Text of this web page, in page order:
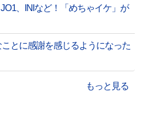
、INIなど！「めちゃイケ」が
ことに感謝を感じるようになった
もっと見る